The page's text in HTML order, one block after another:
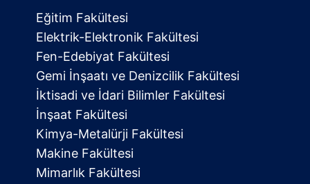
Eğitim Fakültesi
Elektrik-Elektronik Fakültesi
Fen-Edebiyat Fakültesi
Gemi İnşaatı ve Denizcilik Fakültesi
İktisadi ve İdari Bilimler Fakültesi
İnşaat Fakültesi
Kimya-Metalürji Fakültesi
Makine Fakültesi
Mimarlık Fakültesi